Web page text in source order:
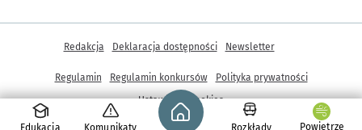
Edukacja Komunikaty
Strona główna - wroclaw.pl
Rozkłady Powietrze
Inne informacje
Redakcja Deklaracja dostępności Newsletter
Regulamin Regulamin konkursów
Polityka prywatności
Ustawienia cookies